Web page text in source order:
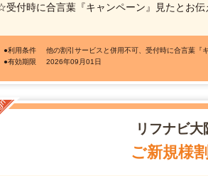
受付時に合言葉『キャンペーン』見たとお
●利用条件
他の割引サービスと併用不可、受付時に合言葉『
●有効期限
2026年09月01日
リフナビ大
ご新規様